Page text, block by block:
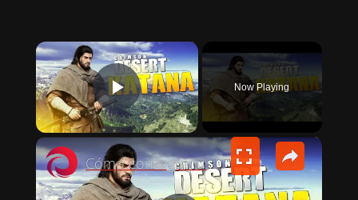
×
PLAY VIDEO
Now Playing
×
Cómo conseguir una KATANA en Crimson Desert | Espada Hwando